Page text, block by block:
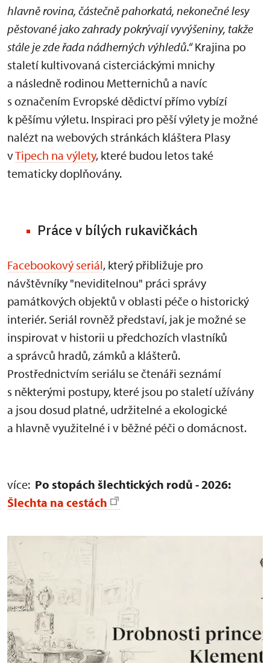
hlavně rovina, částečně pahorkatá, nekonečné lesy
pěstované jako zahrady pokrývají vyvýšeniny, takže
stále je zde řada nádherných výhledů.“Krajina po
staletí kultivovaná cisterciáckými mnichy
a následně rodinou Metternichů a navíc
s označením Evropské dědictví přímo vybízí
k pěšímu výletu. Inspiraci pro pěší výlety je možné
nalézt na webových stránkách kláštera Plasy
vTipech na výlety, které budou letos také
tematicky doplňovány.
Práce v bílých rukavičkách
Facebookový seriál, který přibližuje pro
návštěvníky "neviditelnou" práci správy
památkových objektů v oblasti péče o historický
interiér. Seriál rovněž představí, jak je možné se
inspirovat v historii u předchozích vlastníků
a správců hradů, zámků a klášterů.
Prostřednictvím seriálu se čtenáři seznámí
s některými postupy, které jsou po staletí užívány
a jsou dosud platné, udržitelné a ekologické
a hlavně využitelné i v běžné péči o domácnost.
více: Po stopách šlechtických rodů - 2026:
Šlechta na cestách